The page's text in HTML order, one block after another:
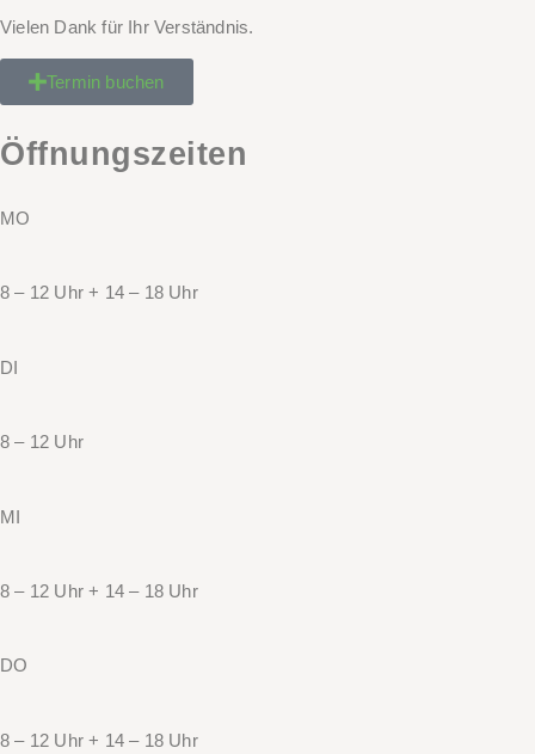
Vielen Dank für Ihr Verständnis.
Termin buchen
Öffnungszeiten
MO
8 – 12 Uhr + 14 – 18 Uhr
DI
8 – 12 Uhr
MI
8 – 12 Uhr + 14 – 18 Uhr
DO
8 – 12 Uhr + 14 – 18 Uhr